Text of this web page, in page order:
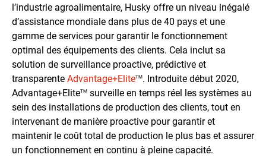
l’industrie agroalimentaire, Husky offre un niveau inégalé
d’assistance mondiale dans plus de 40 pays et une
gamme de services pour garantir le fonctionnement
optimal des équipements des clients. Cela inclut sa
solution de surveillance proactive, prédictive et
transparente Advantage+EliteTM. Introduite début 2020,
Advantage+EliteTM surveille en temps réel les systèmes au
sein des installations de production des clients, tout en
intervenant de manière proactive pour garantir et
maintenir le coût total de production le plus bas et assurer
un fonctionnement en continu à pleine capacité.